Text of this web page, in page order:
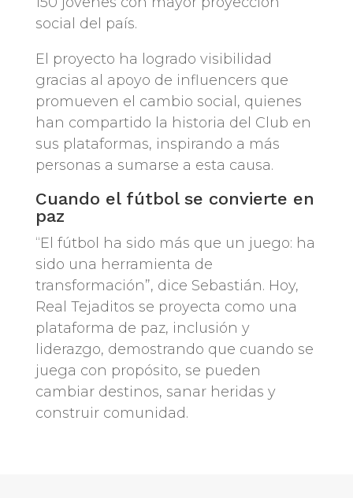
social del país.
El proyecto ha logrado visibilidad
gracias al apoyo de influencers que
promueven el cambio social, quienes
han compartido la historia del Club en
sus plataformas, inspirando a más
personas a sumarse a esta causa.
Cuando el fútbol se convierte en
paz
“El fútbol ha sido más que un juego: ha
sido una herramienta de
transformación”, dice Sebastián. Hoy,
Real Tejaditos se proyecta como una
plataforma de paz, inclusión y
liderazgo, demostrando que cuando se
juega con propósito, se pueden
cambiar destinos, sanar heridas y
construir comunidad.